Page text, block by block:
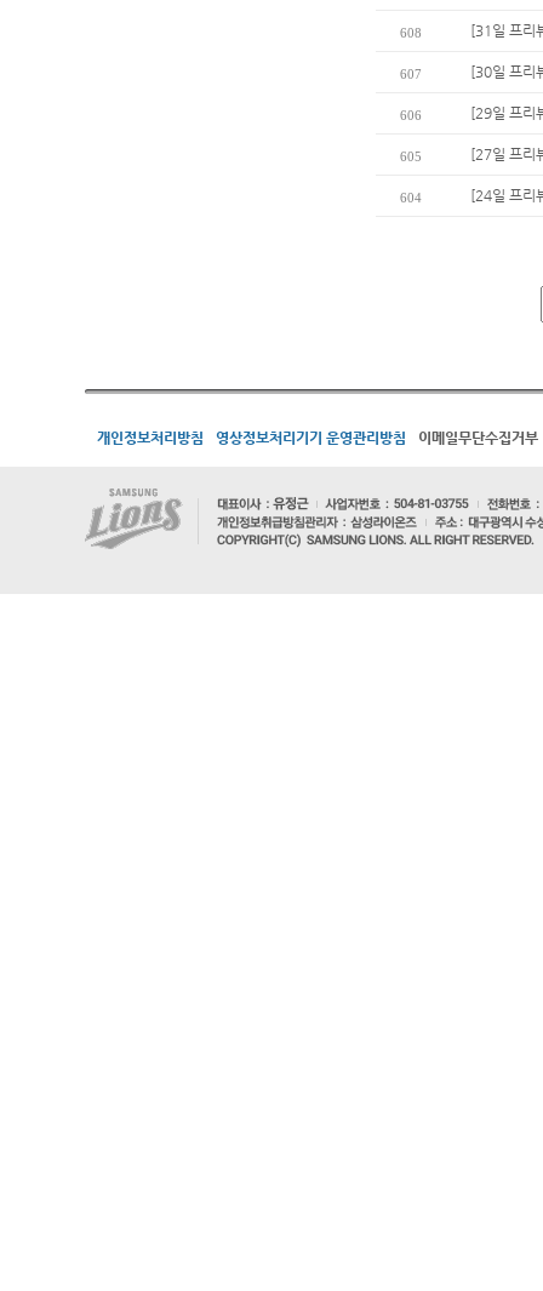
608 [31일 프리
607 [30일 프리
606 [29일 프리
605 [27일 프리
604 [24일 프리
개인정보처리방침 영상정보처리기기 운영관리방침 이메일무단수집거부